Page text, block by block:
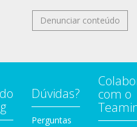
Denunciar conteúdo
Dúvidas?
Perguntas
com o